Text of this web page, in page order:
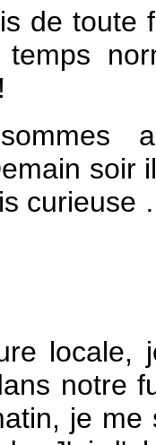
de toute
soir
curieuse
locale,
notre
je me